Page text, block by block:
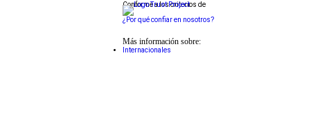
Conforme a los criterios de
¿Por qué confiar en nosotros?
Más información sobre:
Internacionales